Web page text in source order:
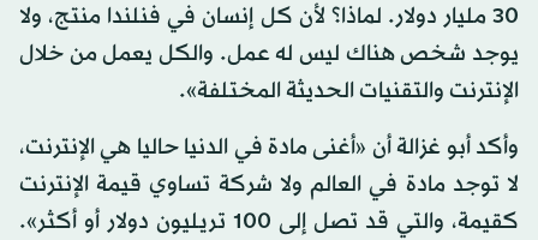
30 مليار دولار. لماذا؟ لأن كل إنسان في فنلندا منتج، ولا
يوجد شخص هناك ليس له عمل. والكل يعمل من خلال
الإنترنت والتقنيات الحديثة المختلفة».
وأكد أبو غزالة أن «أغنى مادة في الدنيا حاليا هي الإنترنت،
لا توجد مادة في العالم ولا شركة تساوي قيمة الإنترنت
كقيمة، والتي قد تصل إلى 100 تريليون دولار أو أكثر».